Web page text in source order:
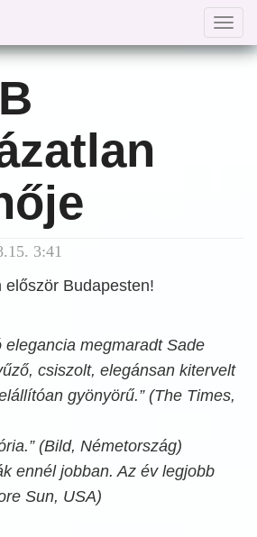
3:41
először Budapesten!
elegancia megmaradt Sade
csiszolt, elegánsan kitervelt
gyönyörű.” (The Times,
(Bild, Németország)
ennél jobban. Az év legjobb
Sun, USA)